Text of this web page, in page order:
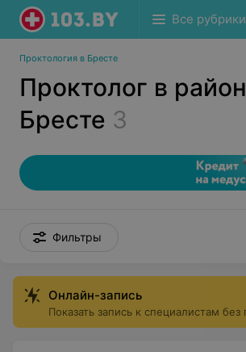
Все рубрики
Проктология в Бресте
Проктолог в
Бресте 3
Фильтры
Онлайн-запись
Показать запись к специалистам